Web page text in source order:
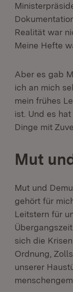
Realität war
Meine Hefte
Aber es gab
ich an mich
mein frühes
ist. Und es
Dinge mit
Mut
Mut und
gehört für
Leitstern für
sich die
Ordnung,
unserer